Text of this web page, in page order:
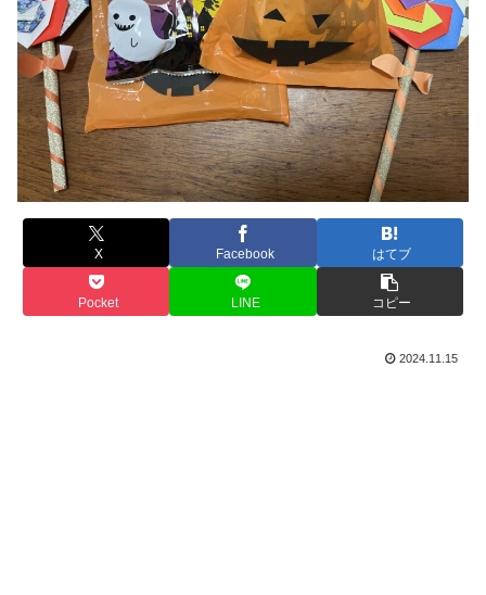
X Facebook はてブ
Pocket LINE コピー
2024.11.15